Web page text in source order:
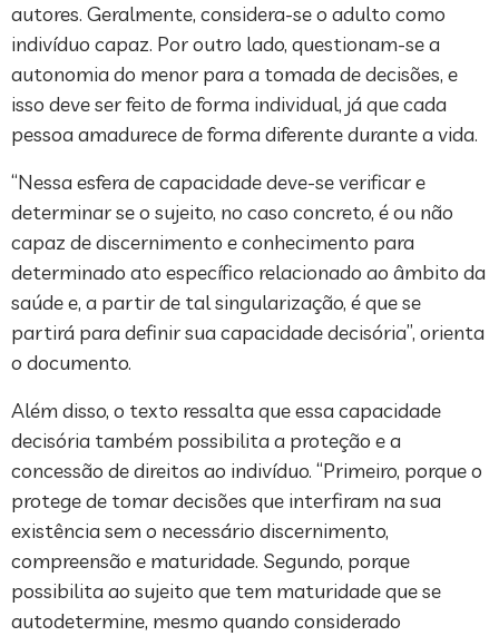
autores. Geralmente, considera-se o adulto como
indivíduo capaz. Por outro lado, questionam-se a
autonomia do menor para a tomada de decisões, e
isso deve ser feito de forma individual, já que cada
pessoa amadurece de forma diferente durante a vida.
“Nessa esfera de capacidade deve-se verificar e
determinar se o sujeito, no caso concreto, é ou não
capaz de discernimento e conhecimento para
determinado ato específico relacionado ao âmbito da
saúde e, a partir de tal singularização, é que se
partirá para definir sua capacidade decisória”, orienta
o documento.
Além disso, o texto ressalta que essa capacidade
decisória também possibilita a proteção e a
concessão de direitos ao indivíduo. “Primeiro, porque o
protege de tomar decisões que interfiram na sua
existência sem o necessário discernimento,
compreensão e maturidade. Segundo, porque
possibilita ao sujeito que tem maturidade que se
autodetermine, mesmo quando considerado